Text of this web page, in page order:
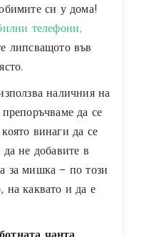
си у дома!
телефони,
липсващото във
наличния на
да се
винаги да се
не добавите в
за мишка – по този
на каквато и да е